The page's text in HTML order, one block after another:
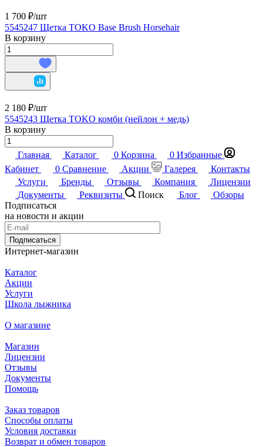
1 700 ₽/шт
5545247 Щетка TOKO Base Brush Horsehair
В корзину
2 180 ₽/шт
5545243 Щетка TOKO комби (нейлон + медь)
В корзину
Главная Каталог 0 Корзина 0 Избранные
Кабинет
0 Сравнение Акции Галерея
Контакты
Услуги
Бренды Отзывы Компания
Лицензии
Документы
Реквизиты Поиск Блог
Обзоры
Подписаться
на новости и акции
Подписаться
Интернет-магазин
Каталог
Акции
Услуги
Школа лыжника
О магазине
Магазин
Лицензии
Отзывы
Документы
Помощь
Заказ товаров
Способы оплаты
Условия доставки
Возврат и обмен товаров